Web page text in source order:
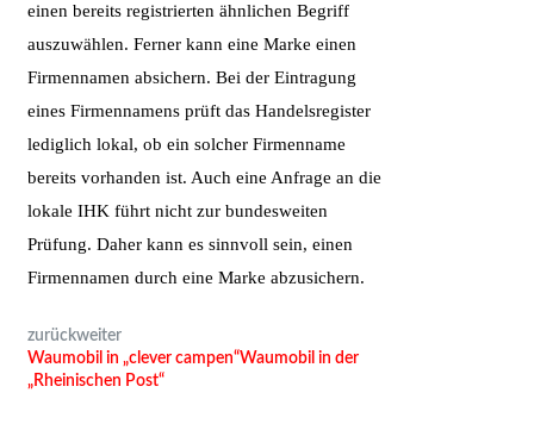
einen bereits registrierten ähnlichen Begriff
auszuwählen. Ferner kann eine Marke einen
Firmennamen absichern. Bei der Eintragung
eines Firmennamens prüft das Handelsregister
lediglich lokal, ob ein solcher Firmenname
bereits vorhanden ist. Auch eine Anfrage an die
lokale IHK führt nicht zur bundesweiten
Prüfung. Daher kann es sinnvoll sein, einen
Firmennamen durch eine Marke abzusichern.
zurückweiter
Waumobil in „clever campen“Waumobil in der
„Rheinischen Post“